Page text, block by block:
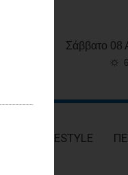
Σάββατο 08
☼
LIFESTYLE